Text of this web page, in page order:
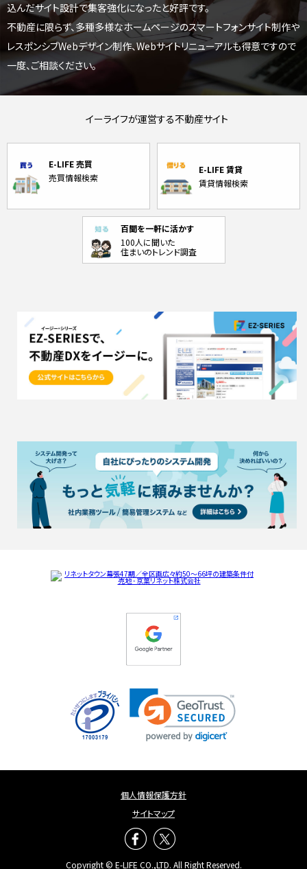
込んだサイト設計で集客強化になったと好評です。
不動産に限らず、多種多様なホームページのスマートフォンサイト制作や
レスポンシブWebデザイン制作、Webサイトリニューアルも得意ですので
一度、ご相談ください。
イーライフが運営する不動産サイト
E-LIFE 売買
売買情報検索
E-LIFE 賃貸
賃貸情報検索
百聞を一軒に活かす
100人に聞いた
住まいのトレンド調査
個人情報保護方針
サイトマップ
Copyright © E-LIFE CO.,LTD. All Right Reserved.